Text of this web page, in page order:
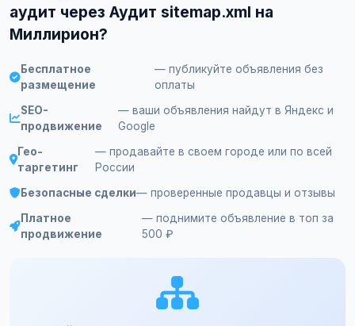
аудит через Аудит sitemap.xml на
Миллирион?
Бесплатное
размещение
— публикуйте объявления без
оплаты
SEO-
продвижение
— ваши объявления найдут в Яндекс и
Google
Гео-
таргетинг
— продавайте в своем городе или по всей
России
Безопасные сделки— проверенные продавцы и отзывы
Платное
продвижение
— поднимите объявление в топ за
500 ₽